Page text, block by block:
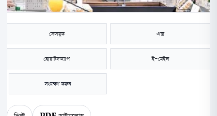
ফেসবুক এক্স
হোয়াটসঅ্যাপ ই-মেইল
সংরক্ষণ করুন